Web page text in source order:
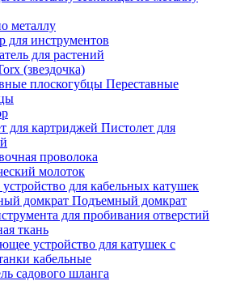
металлу
для инструментов
для растений
(звездочка)
Переставные
Пистолет для
проволока
молоток
для кабельных катушек
Подъемный домкрат
для пробивания отверстий
ткань
устройство для катушек с
кабельные
садового шланга